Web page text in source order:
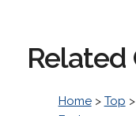
Related
Home> Top >